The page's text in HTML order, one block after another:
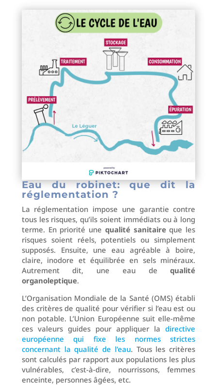
Eau du robinet: que dit la
réglementation ?
La réglementation impose une garantie contre
tous les risques, qu’ils soient immédiats ou à long
terme. En priorité une qualité sanitaireque les
risques soient réels, potentiels ou simplement
supposés. Ensuite, une eau agréable à boire,
claire, inodore et équilibrée en sels minéraux.
Autrement dit, une eau dequalité
organoleptique.
L’Organisation Mondiale de la Santé (OMS) établi
des critères de qualité pour vérifier si l’eau est ou
non potable. L’Union Européenne suit elle-même
ces valeurs guides pour appliquer ladirective
européenne qui fixe les normes strictes
concernant la qualité de l’eau. Tous les critères
sont calculés par rapport aux populations les plus
vulnérables, c’est-à-dire, nourrissons, femmes
enceinte, personnes âgées, etc.